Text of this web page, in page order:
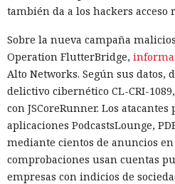
también da a los hackers acceso
Sobre la nueva campaña
Operation FlutterBridge,
Alto Networks. Según sus datos,
delictivo cibernético CL-CRI-
con JSCoreRunner. Los
aplicaciones PodcastsLounge,
mediante cientos de anuncios
comprobaciones usan cuentas
empresas con indicios de